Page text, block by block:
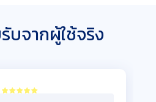
บจากผู้ใช้จริง